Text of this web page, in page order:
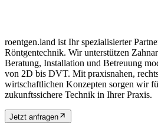
roentgen.land ist Ihr spezialisierter
Röntgentechnik. Wir unterstützen
Beratung, Installation und Betreuung
von 2D bis DVT. Mit praxisnahen,
wirtschaftlichen Konzepten sorgen wir
zukunftssichere Technik in Ihrer Praxis.
Jetzt anfragen